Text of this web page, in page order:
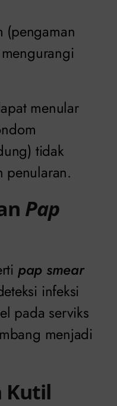
(pengaman
menular
tidak
penularan.
Pap
pap smear
infeksi
pada serviks
menjadi
Kutil